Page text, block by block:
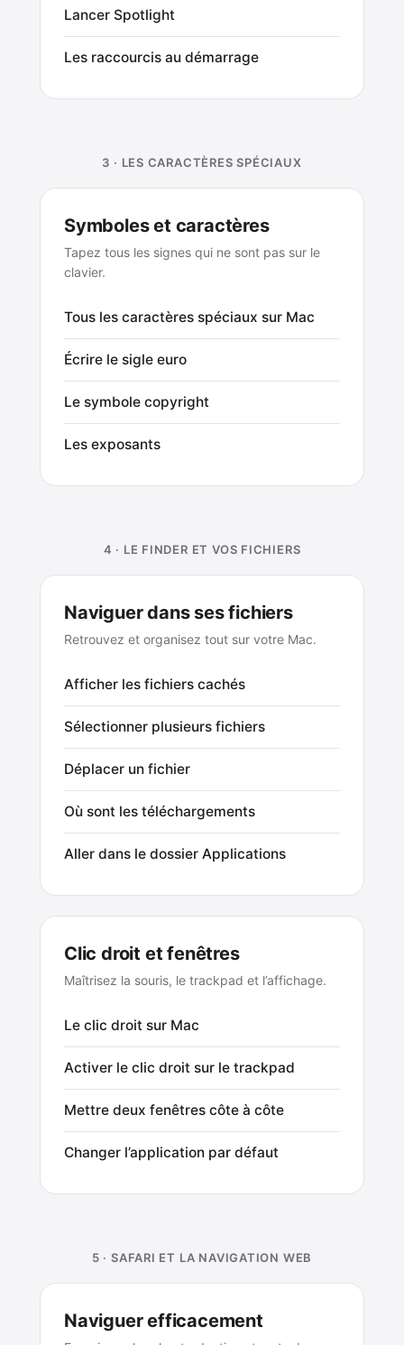
Lancer Spotlight
Les raccourcis au démarrage
3 · LES CARACTÈRES SPÉCIAUX
Symboles et caractères
Tapez tous les signes qui ne sont pas sur le
clavier.
Tous les caractères spéciaux sur Mac
Écrire le sigle euro
Le symbole copyright
Les exposants
4 · LE FINDER ET VOS FICHIERS
Naviguer dans ses fichiers
Retrouvez et organisez tout sur votre Mac.
Afficher les fichiers cachés
Sélectionner plusieurs fichiers
Déplacer un fichier
Où sont les téléchargements
Aller dans le dossier Applications
Clic droit et fenêtres
Maîtrisez la souris, le trackpad et l’affichage.
Le clic droit sur Mac
Activer le clic droit sur le trackpad
Mettre deux fenêtres côte à côte
Changer l’application par défaut
5 · SAFARI ET LA NAVIGATION WEB
Naviguer efficacement